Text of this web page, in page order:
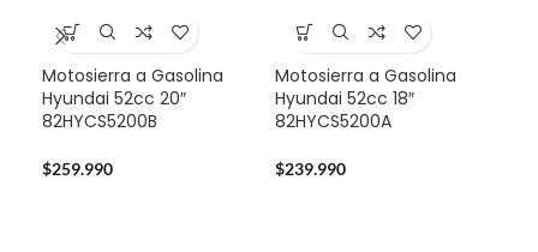
Motosierra a Gasolina
Hyundai 52cc 20″
82HYCS5200B
$259.990
Motosierra a Gasolina
Hyundai 52cc 18″
82HYCS5200A
$239.990